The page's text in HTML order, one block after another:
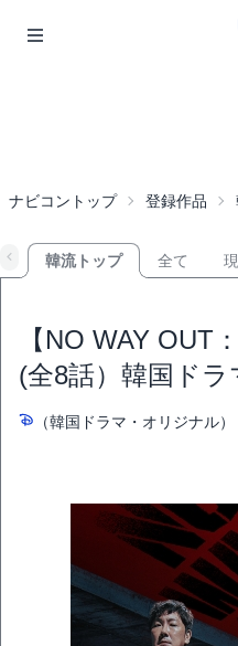
ナビコントップ 登録作品
韓流トップ 全て
【NO WAY OUT
(全8話）韓国ドラ
（韓国ドラマ・オリジナル）